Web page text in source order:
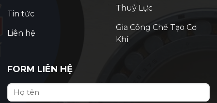
Tin tức
Liên hệ
Thuỷ Lực
Gia Công Chế Tạo Cơ
Khí
FORM LIÊN HỆ